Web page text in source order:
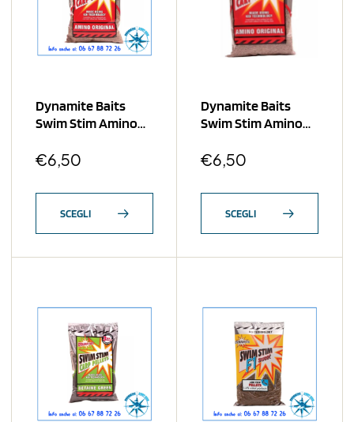
Dynamite Baits
Swim Stim Amino
€6,50
SCEGLI
Dynamite Baits
Swim Stim Amino
€6,50
SCEGLI